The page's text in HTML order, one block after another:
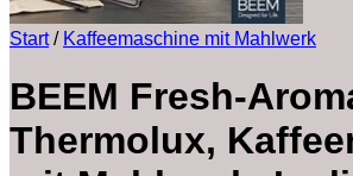
Start / Kaffeemaschine mit Mahlwerk
BEEM Fresh-
Thermolux,